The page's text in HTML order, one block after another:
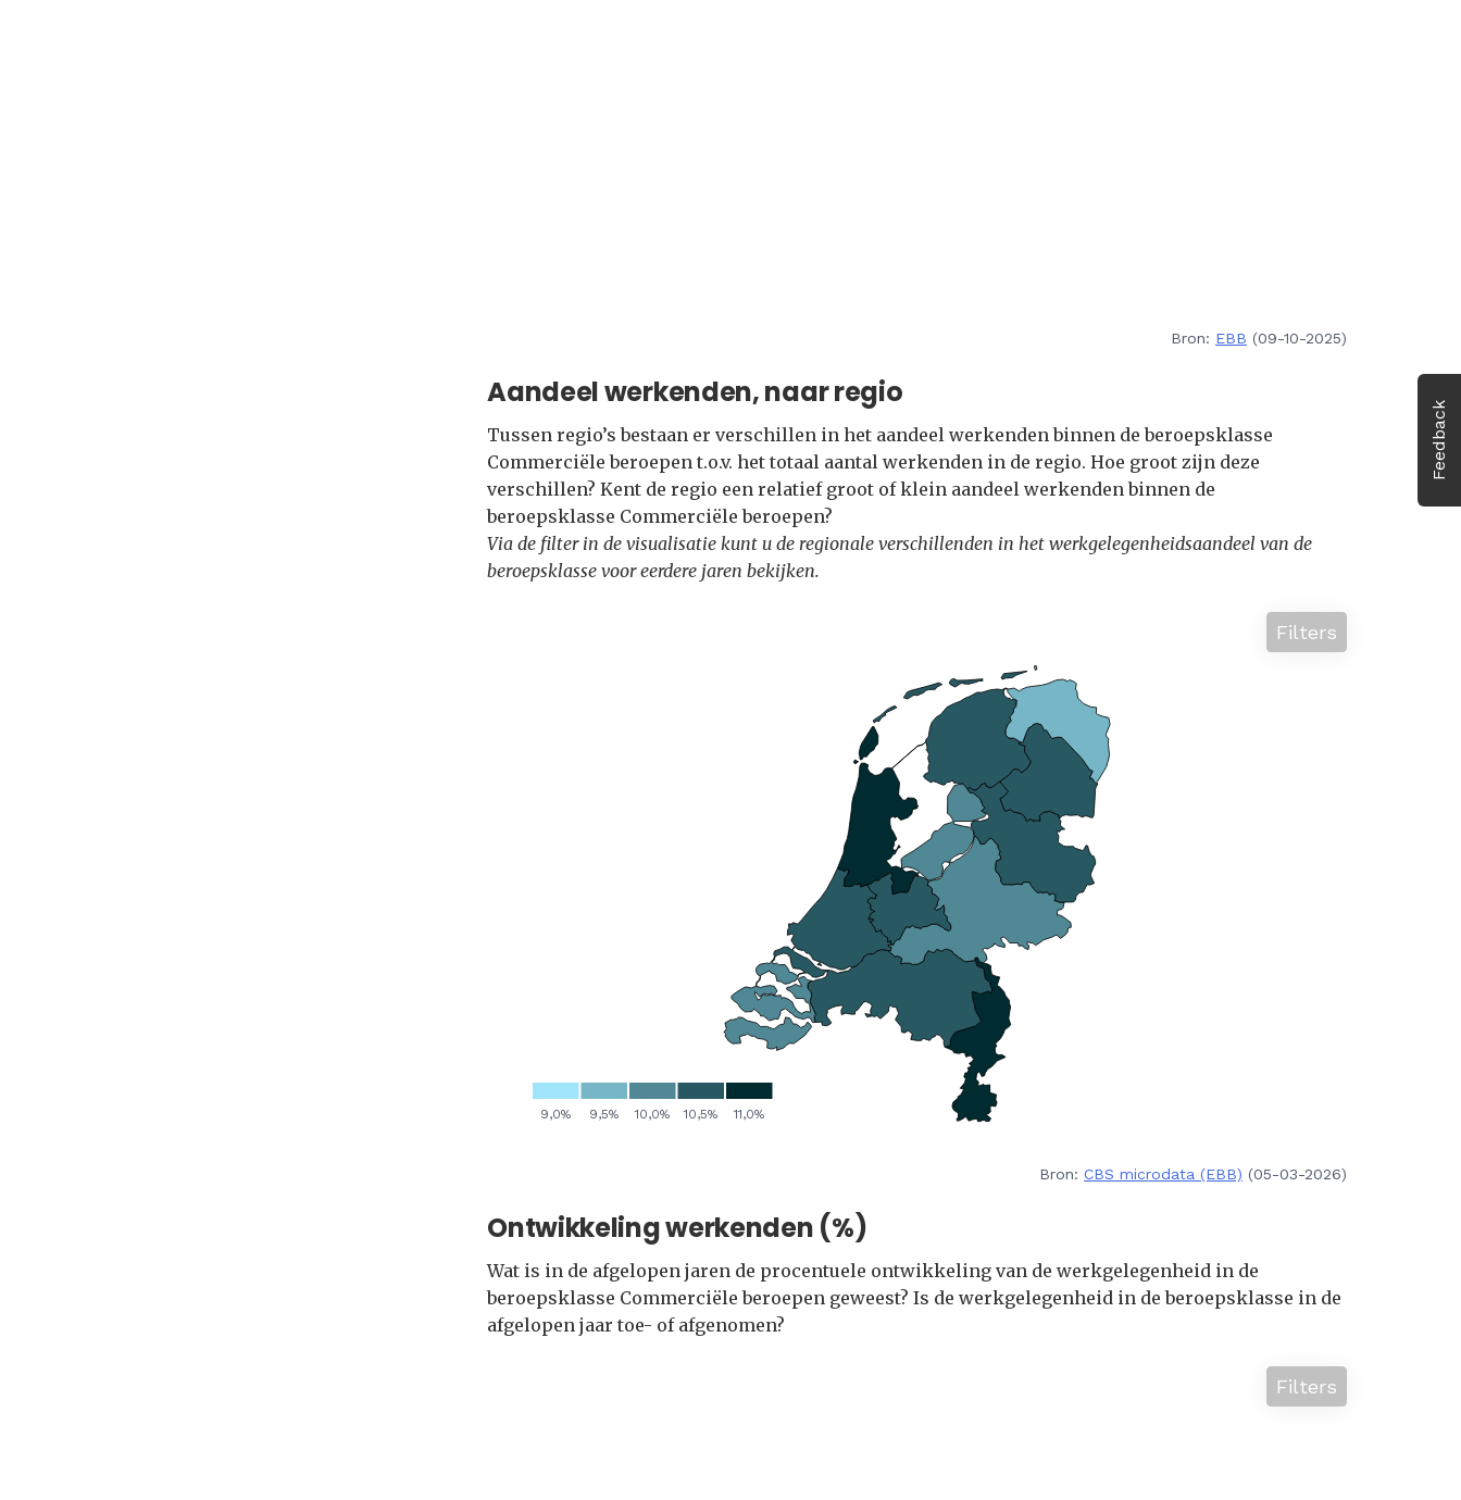
Feedback
Bron: EBB (09-10-2025)
Aandeel werkenden, naar regio
Tussen regio’s bestaan er verschillen in het aandeel werkenden binnen de beroepsklasse
Commerciële beroepen t.o.v. het totaal aantal werkenden in de regio. Hoe groot zijn deze
verschillen? Kent de regio een relatief groot of klein aandeel werkenden binnen de
beroepsklasse Commerciële beroepen?
Via de filter in de visualisatie kunt u de regionale verschillenden in het werkgelegenheidsaandeel van de
beroepsklasse voor eerdere jaren bekijken.
Filters
Bron: CBS microdata (EBB) (05-03-2026)
Ontwikkeling werkenden (%)
Wat is in de afgelopen jaren de procentuele ontwikkeling van de werkgelegenheid in de
beroepsklasse Commerciële beroepen geweest? Is de werkgelegenheid in de beroepsklasse in de
afgelopen jaar toe- of afgenomen?
Filters